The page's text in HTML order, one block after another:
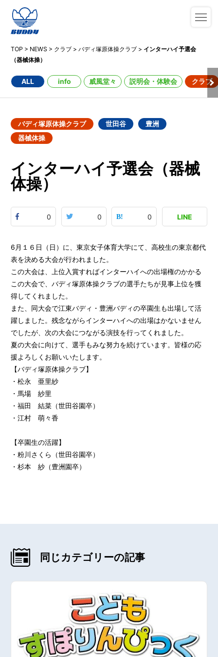
TOP > NEWS > クラブ >バディ塚原体操クラブ > インターハイ予選会
（器械体操）
ALL info 威風堂々 説明会・体験会 クラブ
バディ塚原体操クラブ 世田谷
豊洲
器械体操
インターハイ予選会（器械
体操）
0 0 0 LINE
6月１６日（日）に、東京女子体育大学にて、高校生の東京都代
表を決める大会が行われました。
この大会は、上位入賞すればインターハイへの出場権のかかる
この大会で、バディ塚原体操クラブの選手たちが見事上位を獲
得してくれました。
また、同大会で江東バディ・豊洲バディの卒園生も出場して活
躍しました。残念ながらインターハイへの出場はかないません
でしたが、次の大会につながる演技を行ってくれました。
夏の大会に向けて、選手もみな努力を続けています。皆様の応
援よろしくお願いいたします。
【バディ塚原体操クラブ】
・松永 亜里紗
・馬場 紗里
・福田 結菜（世田谷園卒）
・江村 萌々香
【卒園生の活躍】
・粉川さくら（世田谷園卒）
・杉本 紗（豊洲園卒）
同じカテゴリーの記事